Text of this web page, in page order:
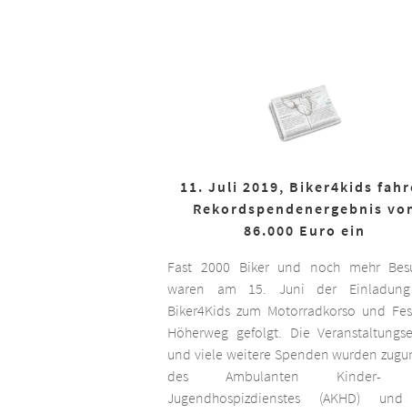
11. Juli 2019, Biker4kids
Rekordspendenergebnis
86.000 Euro ein
Fast 2000 Biker und noch mehr
waren am 15. Juni der
Biker4Kids zum Motorradkorso und
Höherweg gefolgt. Die
und viele weitere Spenden wurden
des Ambulanten Kinder-
Jugendhospizdienstes (AKHD)